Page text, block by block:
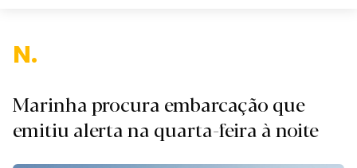
Nacio
Marinha procura embarcação que
emitiu alerta na quarta-feira à noite